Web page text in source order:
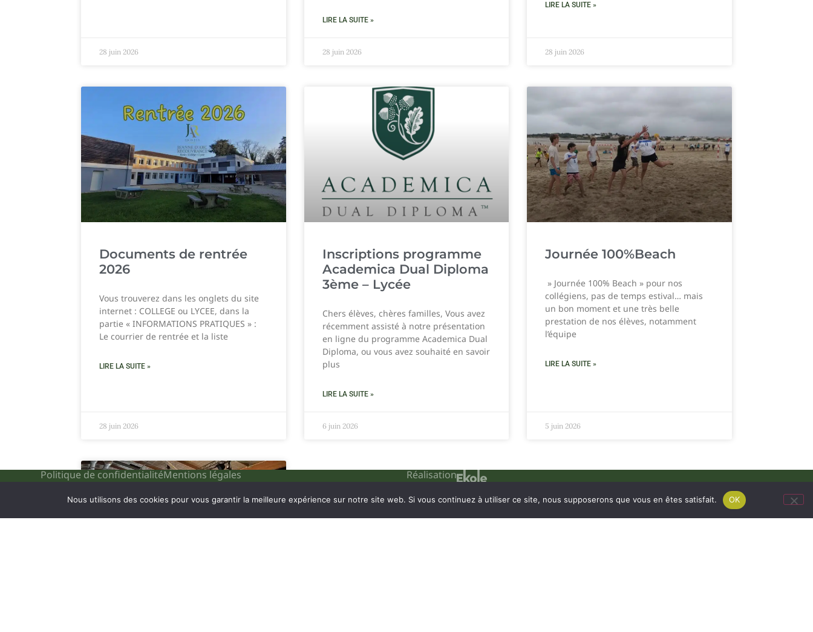
28 juin 2026
LIRE LA SUITE »
28 juin 2026
LIRE LA SUITE »
28 juin 2026
Documents de rentrée
2026
Vous trouverez dans les onglets du site
internet : COLLEGE ou LYCEE, dans la
partie « INFORMATIONS PRATIQUES » :
Le courrier de rentrée et la liste
LIRE LA SUITE »
28 juin 2026
Inscriptions programme
Academica Dual Diploma
3ème – Lycée
Chers élèves, chères familles, Vous avez
récemment assisté à notre présentation
en ligne du programme Academica Dual
Diploma, ou vous avez souhaité en savoir
plus
LIRE LA SUITE »
6 juin 2026
Journée 100%Beach
» Journée 100% Beach » pour nos
collégiens, pas de temps estival… mais
un bon moment et une très belle
prestation de nos élèves, notamment
l’équipe
LIRE LA SUITE »
5 juin 2026
Politique de confidentialitéMentions légales Réalisation
Nous utilisons des cookies pour vous garantir la meilleure expérience sur notre site web. Si vous continuez à utiliser ce site, nous supposerons que vous en êtes satisfait. OK